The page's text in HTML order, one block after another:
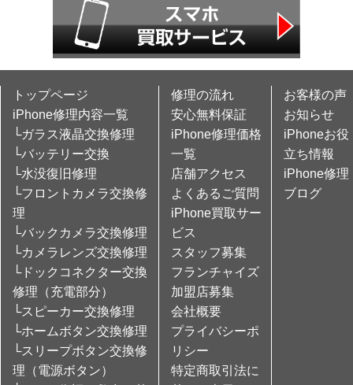
トップページ
iPhone修理内容一覧
└ガラス液晶交換修理
└バッテリー交換
└水没復旧修理
└フロントカメラ交換修
理
└バックカメラ交換修理
└カメラレンズ交換修理
└ドックコネクター交換
修理（充電部分）
└スピーカー交換修理
└ホームボタン交換修理
└スリープボタン交換修
理（電源ボタン）
修理の流れ
安心無料保証
iPhone修理価格
一覧
店舗アクセス
よくあるご質問
iPhone買取サー
ビス
スタッフ募集
フランチャイズ
加盟店募集
会社概要
プライバシーポ
リシー
特定商取引法に
お客様の声
お知らせ
iPhoneお役
立ち情報
iPhone修理
ブログ